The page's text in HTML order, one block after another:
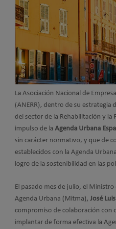
La Asociación Nacional de
(ANERR), dentro de su estrategia
del sector de la Rehabilitación y
impulso de la Agenda Urbana
sin carácter normativo, y que de
establecidos con la Agenda
logro de la sostenibilidad en las
El pasado mes de julio, el
Agenda Urbana (Mitma), José
compromiso de colaboración con
implantar de forma efectiva la